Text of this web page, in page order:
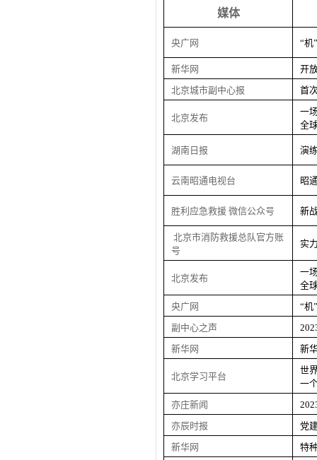
媒体
央广网 “机
新华网
开
北京城市副中心报
首
北京发布
一
全
湖南日报 演
云南昭通电视台 昭
胜利应急救援 微信公众号 新
北京市消防救援总队官方账
号
实
北京发布
一
全
央广网
“机
副中心之声
新华网
新
北京学习平台
世
一
亦庄新闻
亦辰时报
党
新华网
特